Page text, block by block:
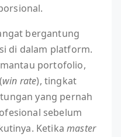
bergantung
di dalam platform.
portofolio,
win rate), tingkat
yang pernah
sebelum
Ketikamaster